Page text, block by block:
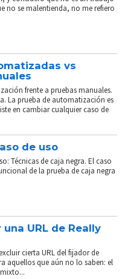
no se malentienda, no me refiero
vs
frente a pruebas manuales.
La prueba de automatización es
en cambiar cualquier caso de
de uso
Técnicas de caja negra. El caso
de la prueba de caja negra
URL de Really
cierta URL del fijador de
aquellos que aún no lo saben: el